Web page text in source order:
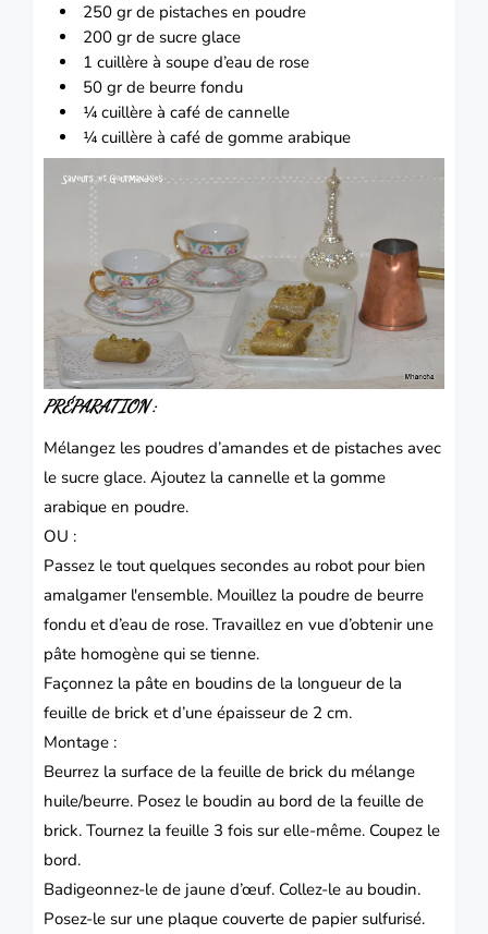
250 gr de pistaches en poudre
200 gr de sucre glace
1 cuillère à soupe d’eau de rose
50 gr de beurre fondu
¼ cuillère à café de cannelle
¼ cuillère à café de gomme arabique
PRÉPARATION :
Mélangez les poudres d’amandes et de pistaches avec
le sucre glace. Ajoutez la cannelle et la gomme
arabique en poudre.
OU :
Passez le tout quelques secondes au robot pour bien
amalgamer l'ensemble. Mouillez la poudre de beurre
fondu et d’eau de rose. Travaillez en vue d’obtenir une
pâte homogène qui se tienne.
Façonnez la pâte en boudins de la longueur de la
feuille de brick et d’une épaisseur de 2 cm.
Montage :
Beurrez la surface de la feuille de brick du mélange
huile/beurre. Posez le boudin au bord de la feuille de
brick. Tournez la feuille 3 fois sur elle-même. Coupez le
bord.
Badigeonnez-le de jaune d’œuf. Collez-le au boudin.
Posez-le sur une plaque couverte de papier sulfurisé.